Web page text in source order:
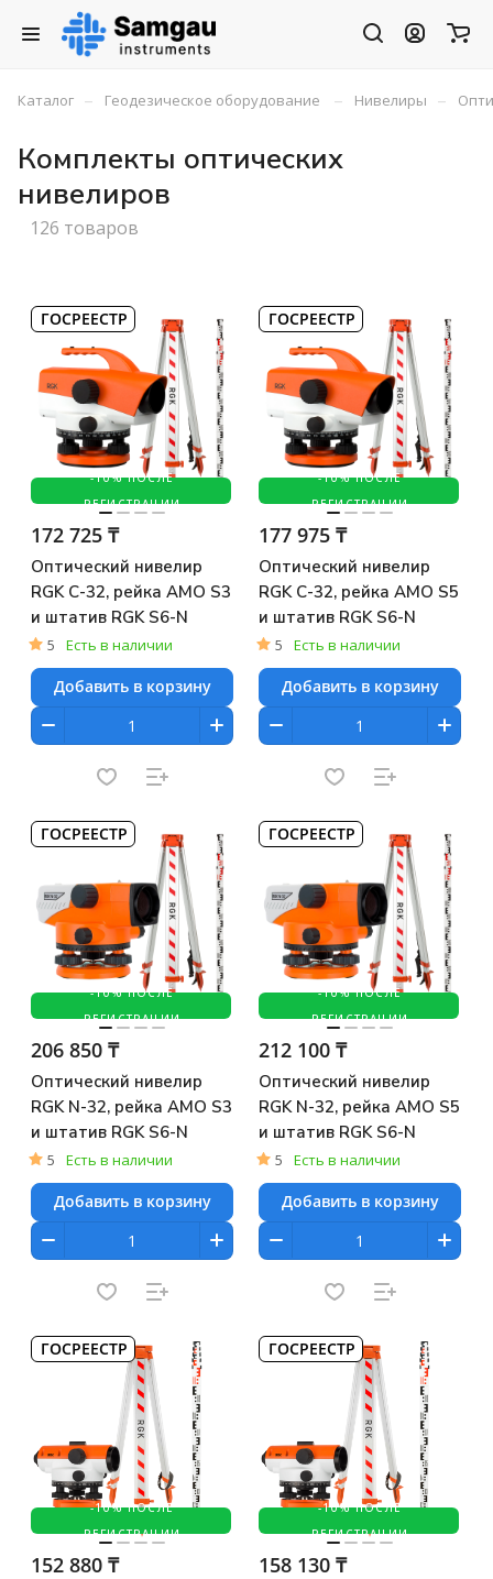
Каталог – Геодезическое оборудование – Нивелиры –
Комплекты оптических
нивелиров
126 товаров
-10% ПОСЛЕ
РЕГИСТРАЦИИ
ГОСРЕЕСТР
172 725 ₸
Оптический нивелир
RGK C-32, рейка AMO S3
и штатив RGK S6-N
5 Есть в наличии
Добавить в корзину
-10% ПОСЛЕ
РЕГИСТРАЦИИ
ГОСРЕЕСТР
177 975 ₸
Оптический нивелир
RGK C-32, рейка AMO S5
и штатив RGK S6-N
5 Есть в наличии
Добавить в корзину
-10% ПОСЛЕ
РЕГИСТРАЦИИ
ГОСРЕЕСТР
206 850 ₸
Оптический нивелир
RGK N-32, рейка AMO S3
и штатив RGK S6-N
5 Есть в наличии
Добавить в корзину
-10% ПОСЛЕ
РЕГИСТРАЦИИ
ГОСРЕЕСТР
212 100 ₸
Оптический нивелир
RGK N-32, рейка AMO S5
и штатив RGK S6-N
5 Есть в наличии
Добавить в корзину
-10% ПОСЛЕ
РЕГИСТРАЦИИ
ГОСРЕЕСТР
152 880 ₸
-10% ПОСЛЕ
РЕГИСТРАЦИИ
ГОСРЕЕСТР
158 130 ₸